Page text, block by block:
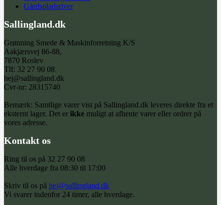
Gårdspladsriver
Sallingland.dk
Grønning Smede & Maskinforretning K/S
Aakjærsvej 86-88,
7870 Roslev
Tlf: 32 27 90 08
hej@sallingland.dk
Cvr-nr: 28315740
Bemærk: Samtlige varer vist på Sallingland.dk leveres direkte fra et
eksternt lager. Det er ikke muligt at afhente varer eller ordrer på
vores adresse.
Kontakt os
Ring til os på 32 27 90 08
Alle hverdage fra 08:30 til 17:00
Skriv til os på hej@sallingland.dk
Vi svarer indenfor 24 timer, alle hverdage.